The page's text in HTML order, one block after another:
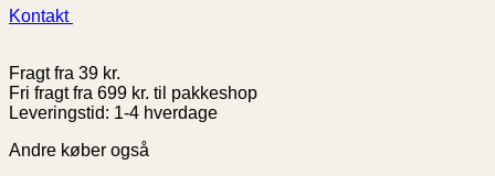
Kontakt
Fragt fra 39 kr.
Fri fragt fra 699 kr. til pakkeshop
Leveringstid: 1-4 hverdage
Andre køber også